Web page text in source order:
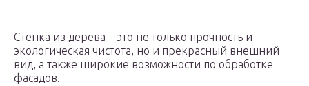
Стенка из дерева – это не только прочность и
экологическая чистота, но и прекрасный внешний
вид, а также широкие возможности по обработке
фасадов.